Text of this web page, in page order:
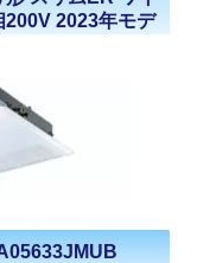
200V 2023年モデ